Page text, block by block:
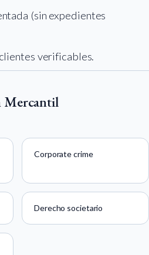
(sin expedientes
verificables.
Mercantil
Corporate crime
Derecho societario